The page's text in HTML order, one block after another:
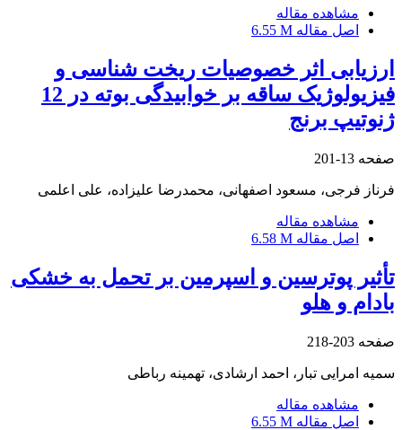
مشاهده مقاله
اصل مقاله 6.55 M
ارزیابی اثر خصوصیات ریخت شناسی و
فیزیولوژیک ساقه بر خوابیدگی بوته در 12
ژنوتیپ برنج
صفحه 13-201
فرناز فرجی، مسعود اصفهانی، محمدرضا علیزاده، علی اعلمی
مشاهده مقاله
اصل مقاله 6.58 M
تأثیر پوترسین و اسپرمین بر تحمل به خشکی
بادام و هلو
صفحه 203-218
سمیه امرایی تبار، احمد ارشادی، تهمینه رباطی
مشاهده مقاله
اصل مقاله 6.55 M